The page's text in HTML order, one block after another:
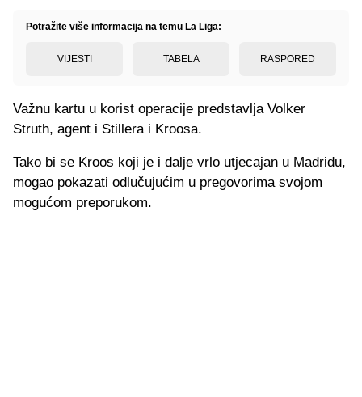
Potražite više informacija na temu La Liga:
VIJESTI TABELA RASPORED
Važnu kartu u korist operacije predstavlja Volker
Struth, agent i Stillera i Kroosa.
Tako bi se Kroos koji je i dalje vrlo utjecajan u Madridu,
mogao pokazati odlučujućim u pregovorima svojom
mogućom preporukom.